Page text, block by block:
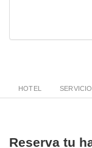
HOTEL
Reserva tu